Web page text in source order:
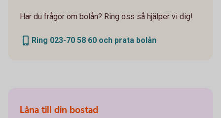
Har du frågor om bolån? Ring oss så hjälper vi dig!
Ring 023-70 58 60 och prata bolån
Låna till din bostad